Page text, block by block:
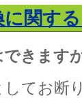
に関す
きます
してお断